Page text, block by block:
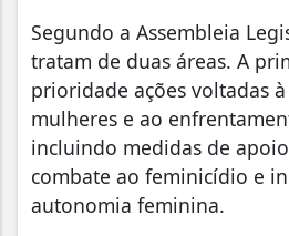
Segundo a Assembleia
tratam de duas áreas. A
prioridade ações voltadas
mulheres e ao
incluindo medidas de
combate ao feminicídio e
autonomia feminina.